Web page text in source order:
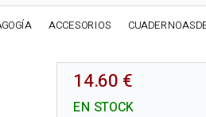
ACCESORIOS
14.60 €
EN STOCK